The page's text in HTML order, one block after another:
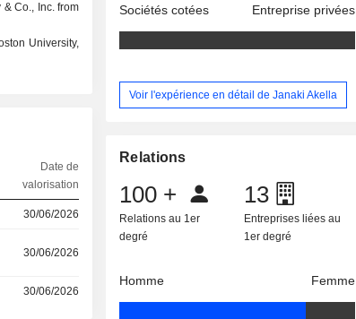
Co., Inc. from
University,
Date de
valorisation
30/06/2026
30/06/2026
30/06/2026
Sociétés cotées Entreprise privées
Voir l'expérience en détail de Janaki Akella
Relations
100 +
Relations au 1er
degré
13
Entreprises liées au
1er degré
Homme Femme